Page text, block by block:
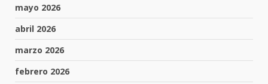
mayo 2026
abril 2026
marzo 2026
febrero 2026